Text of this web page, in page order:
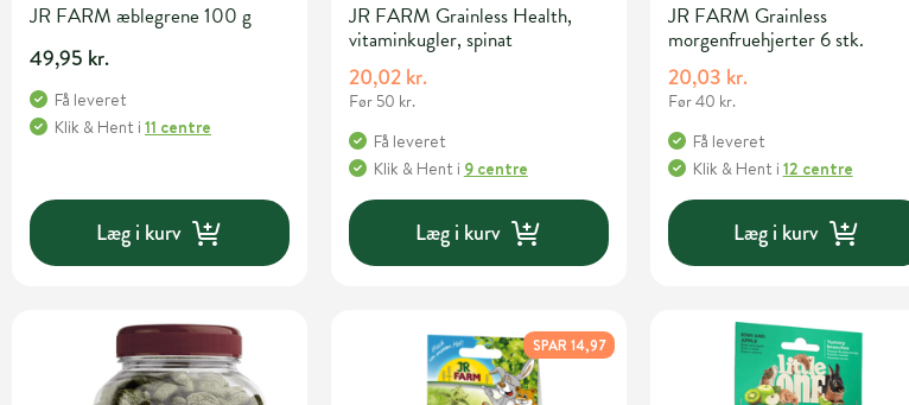
JR FARM æblegrene 100 g
49,95 kr.
Få leveret
Klik & Hent i 11 centre
Læg i kurv
JR FARM Grainless Health,
vitaminkugler, spinat
20,02 kr.
Før 50 kr.
Få leveret
Klik & Hent i 9 centre
Læg i kurv
JR FARM Grainless
morgenfruehjerter 6 stk.
20,03 kr.
Før 40 kr.
Få leveret
Klik & Hent i 12 centre
Læg i kurv
SPAR 14,97